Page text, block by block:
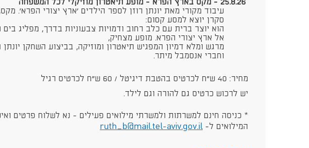
עיבוד מקורי מאת יונתן רוזן לספר הילדים 'ארץ יצורי הפרא'.
סקרן יוצא למסע קסום:
הוא יוצר ברית עם כלב רחוב ודמויות צבעוניות בדרך, מפליג בים
אל ארץ יצורי הפרא. מופע מצחיק,
מרגש ומלא דמיון המפגיש תיאטרון ומוזיקה, בביצוע השחקן יונתן
וחברי אנסמבל מיתר.
מחיר: 40 ש"ח לכרטיס בהטבת דיגיטל / 60 ש"ח לכרטיס רגיל
יש לרכוש כרטיס גם להורה וגם לילד.
* כניסה חינם למשרתות ולמשרתי מילואים פעילים - נא לשלוח פרטים
המילואים ל- ruth_b@mail.tel-aviv.gov.il